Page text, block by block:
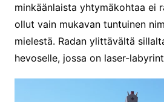
minkäänlaista yhtymäkohtaa ei
ollut vain mukavan tuntuinen
mielestä. Radan ylittävältä
hevoselle, jossa on laser-